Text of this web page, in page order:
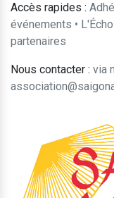
Accès rapides :
événements •
partenaires​​
Nous contacter : ​via